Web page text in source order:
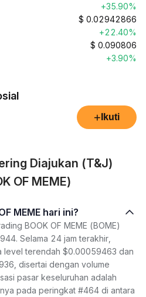
+35.90%
$ 0.02942866
+22.40%
$ 0.090806
+3.90%
+ Ikuti
Diajukan (T&J)
OF MEME)
MEME hari ini?
BOOK OF MEME (BOME)
Selama 24 jam terakhir,
level terendah $0.00059463 dan
disertai dengan volume
pasar keseluruhan adalah
pada peringkat #464 di antara